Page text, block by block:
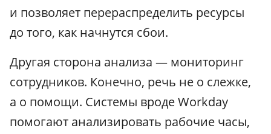
и позволяет перераспределить ресурсы
до того, как начнутся сбои.
Другая сторона анализа — мониторинг
сотрудников. Конечно, речь не о слежке,
а о помощи. Системы вроде Workday
помогают анализировать рабочие часы,